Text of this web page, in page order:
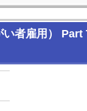
い者雇用）